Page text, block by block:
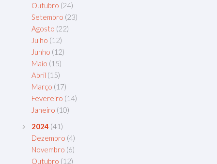
Outubro (24)
Setembro (23)
Agosto (22)
Julho (12)
Junho (12)
Maio (15)
Abril (15)
Março (17)
Fevereiro (14)
Janeiro (10)
2024 (41)
Dezembro (4)
Novembro (6)
Outubro (12)